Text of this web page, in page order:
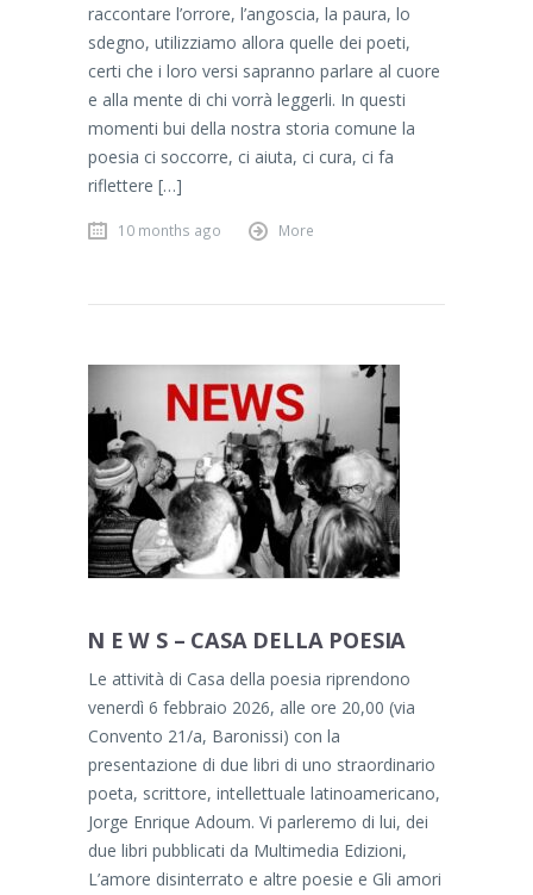
raccontare l’orrore, l’angoscia, la paura, lo
sdegno, utilizziamo allora quelle dei poeti,
certi che i loro versi sapranno parlare al cuore
e alla mente di chi vorrà leggerli. In questi
momenti bui della nostra storia comune la
poesia ci soccorre, ci aiuta, ci cura, ci fa
riflettere […]
10 months ago More
N E W S – CASA DELLA POESIA
Le attività di Casa della poesia riprendono
venerdì 6 febbraio 2026, alle ore 20,00 (via
Convento 21/a, Baronissi) con la
presentazione di due libri di uno straordinario
poeta, scrittore, intellettuale latinoamericano,
Jorge Enrique Adoum. Vi parleremo di lui, dei
due libri pubblicati da Multimedia Edizioni,
L’amore disinterrato e altre poesie e Gli amori